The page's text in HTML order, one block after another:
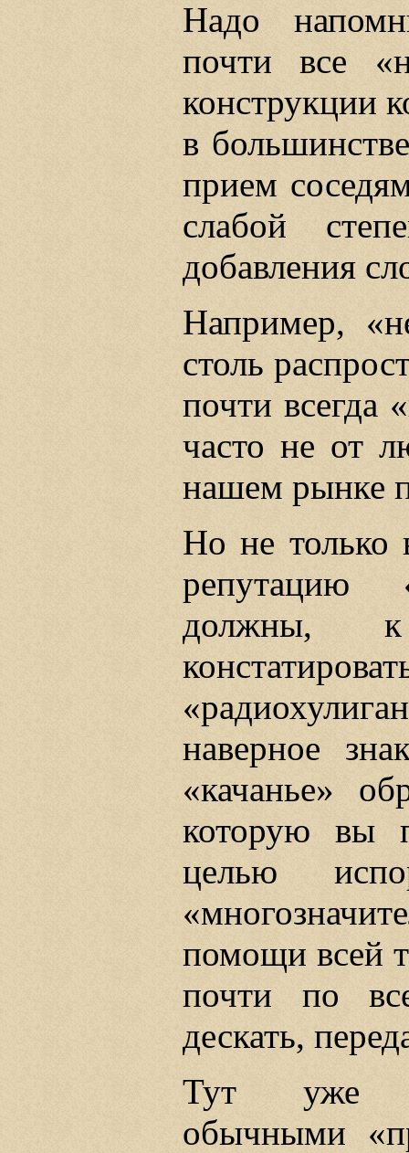
Надо
почти все
конструкции
в
прием
слабой
добавления
Например,
столь
почти всегда
часто не от
нашем рынке
Но не только
репутацию
должны,
наверное
«качанье»
которую вы
целью
помощи всей
почти по
дескать,
Тут уже
обычными